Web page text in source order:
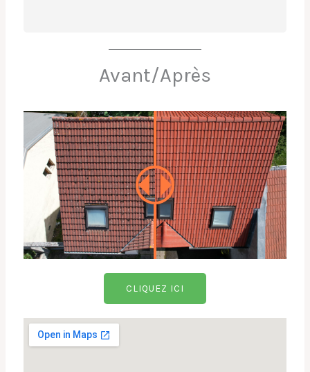
Avant/Après
CLIQUEZ ICI